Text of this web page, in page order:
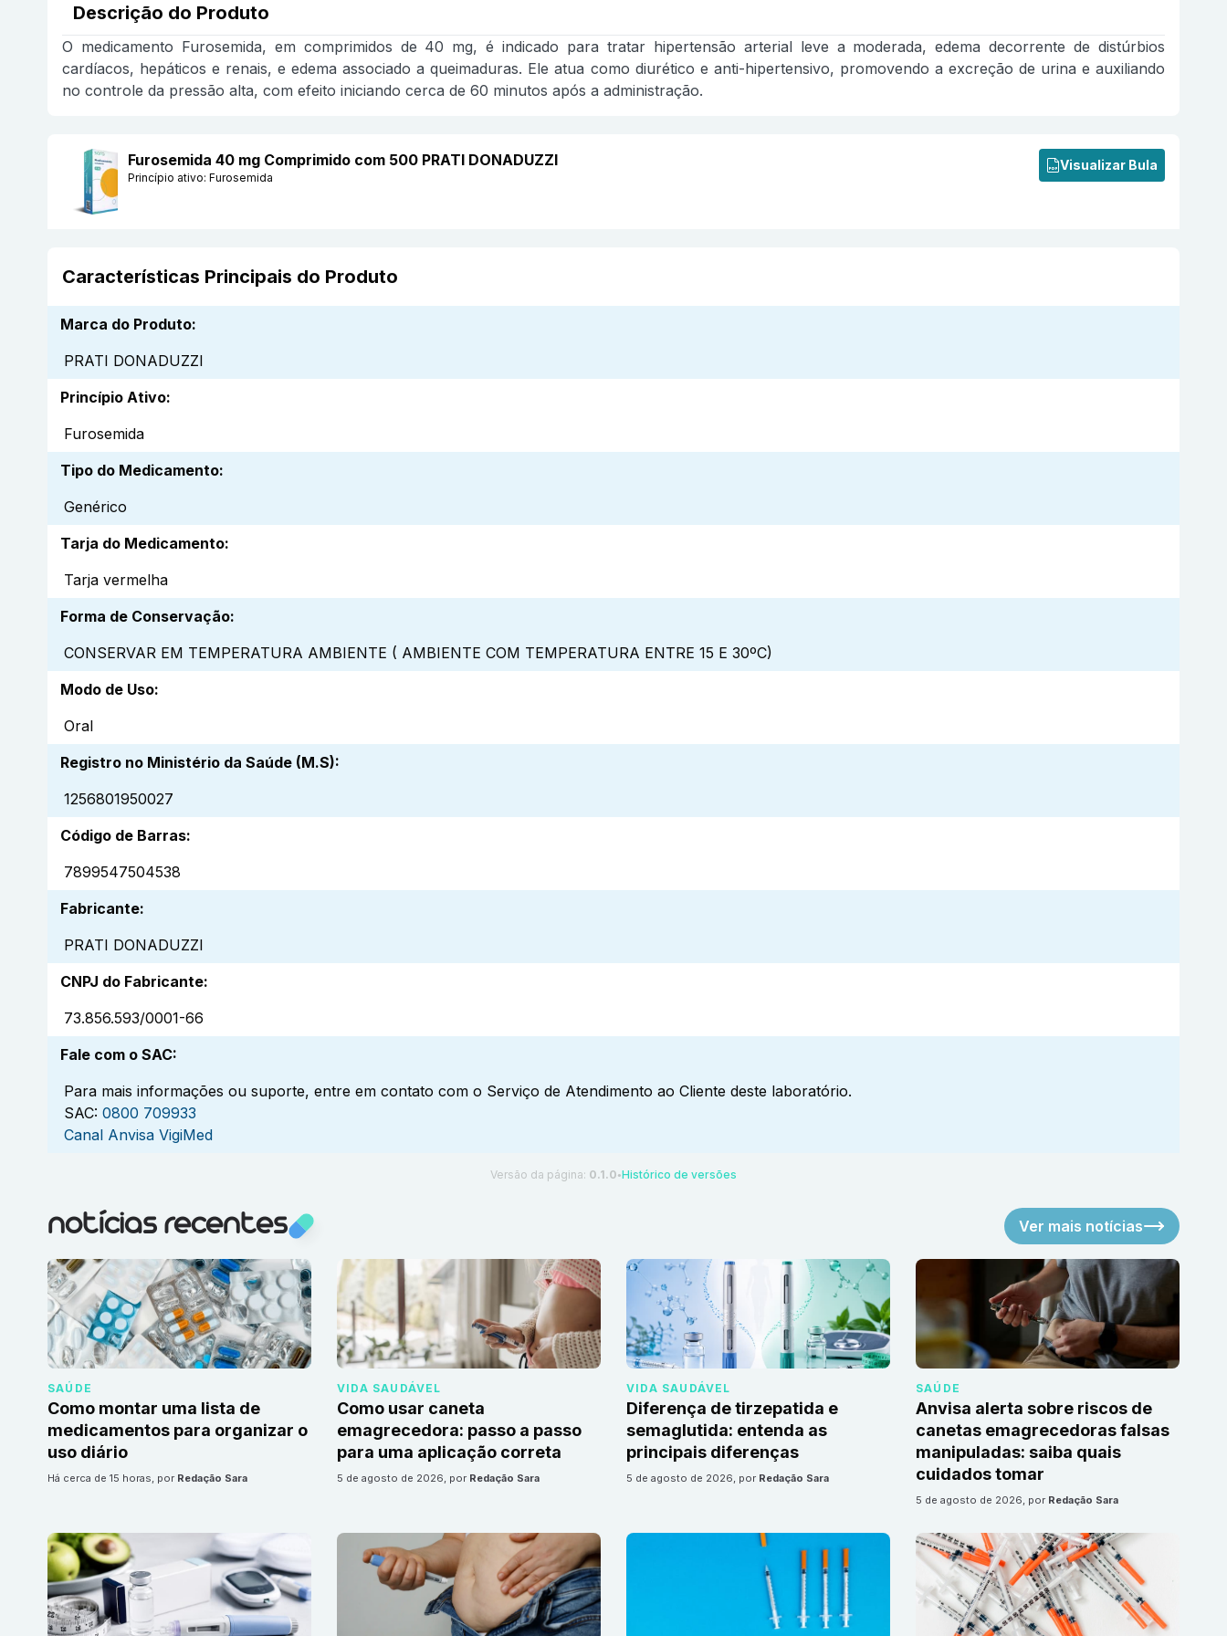
Descrição do Produto
O medicamento Furosemida, em comprimidos de 40 mg, é indicado para tratar hipertensão arterial leve a moderada, edema decorrente de distúrbios
cardíacos, hepáticos e renais, e edema associado a queimaduras. Ele atua como diurético e anti-hipertensivo, promovendo a excreção de urina e auxiliando
no controle da pressão alta, com efeito iniciando cerca de 60 minutos após a administração.
Furosemida 40 mg Comprimido com 500 PRATI DONADUZZI
Princípio ativo: Furosemida
Visualizar Bula
Características Principais do Produto
Marca do Produto:
PRATI DONADUZZI
Princípio Ativo:
Furosemida
Tipo do Medicamento:
Genérico
Tarja do Medicamento:
Tarja vermelha
Forma de Conservação:
CONSERVAR EM TEMPERATURA AMBIENTE ( AMBIENTE COM TEMPERATURA ENTRE 15 E 30ºC)
Modo de Uso:
Oral
Registro no Ministério da Saúde (M.S):
1256801950027
Código de Barras:
7899547504538
Fabricante:
PRATI DONADUZZI
CNPJ do Fabricante:
73.856.593/0001-66
Fale com o SAC:
Para mais informações ou suporte, entre em contato com o Serviço de Atendimento ao Cliente deste laboratório.
SAC: 0800 709933
Canal Anvisa VigiMed
Versão da página: 0.1.0 ●Histórico de versões
notícias recentes Ver mais notícias
SAÚDE
Como montar uma lista de
medicamentos para organizar o
uso diário
há cerca de 15 horas, por Redação Sara
VIDA SAUDÁVEL
Como usar caneta
emagrecedora: passo a passo
para uma aplicação correta
5 de agosto de 2026, por Redação Sara
VIDA SAUDÁVEL
Diferença de tirzepatida e
semaglutida: entenda as
principais diferenças
5 de agosto de 2026, por Redação Sara
SAÚDE
Anvisa alerta sobre riscos de
canetas emagrecedoras falsas
manipuladas: saiba quais
cuidados tomar
5 de agosto de 2026, por Redação Sara